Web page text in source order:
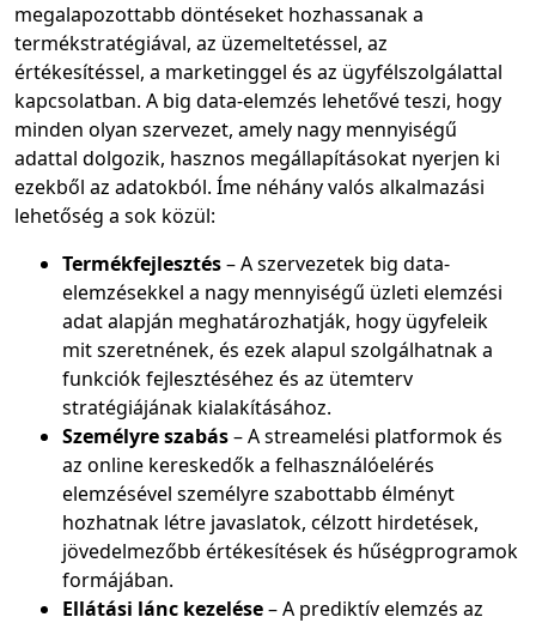
megalapozottabb döntéseket hozhassanak a
termékstratégiával, az üzemeltetéssel, az
értékesítéssel, a marketinggel és az ügyfélszolgálattal
kapcsolatban. A big data-elemzés lehetővé teszi, hogy
minden olyan szervezet, amely nagy mennyiségű
adattal dolgozik, hasznos megállapításokat nyerjen ki
ezekből az adatokból. Íme néhány valós alkalmazási
lehetőség a sok közül:
Termékfejlesztés– A szervezetek big data-
elemzésekkel a nagy mennyiségű üzleti elemzési
adat alapján meghatározhatják, hogy ügyfeleik
mit szeretnének, és ezek alapul szolgálhatnak a
funkciók fejlesztéséhez és az ütemterv
stratégiájának kialakításához.
Személyre szabás– A streamelési platformok és
az online kereskedők a felhasználóelérés
elemzésével személyre szabottabb élményt
hozhatnak létre javaslatok, célzott hirdetések,
jövedelmezőbb értékesítések és hűségprogramok
formájában.
Ellátási lánc kezelése– A prediktív elemzés az